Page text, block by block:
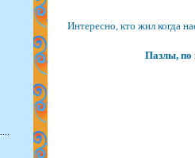
Интересно, кто жил когда
Пазлы, по